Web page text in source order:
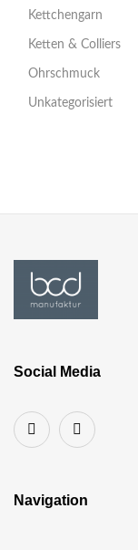
Kettchengarn
Ketten & Colliers
Ohrschmuck
Unkategorisiert
Social Media
Navigation